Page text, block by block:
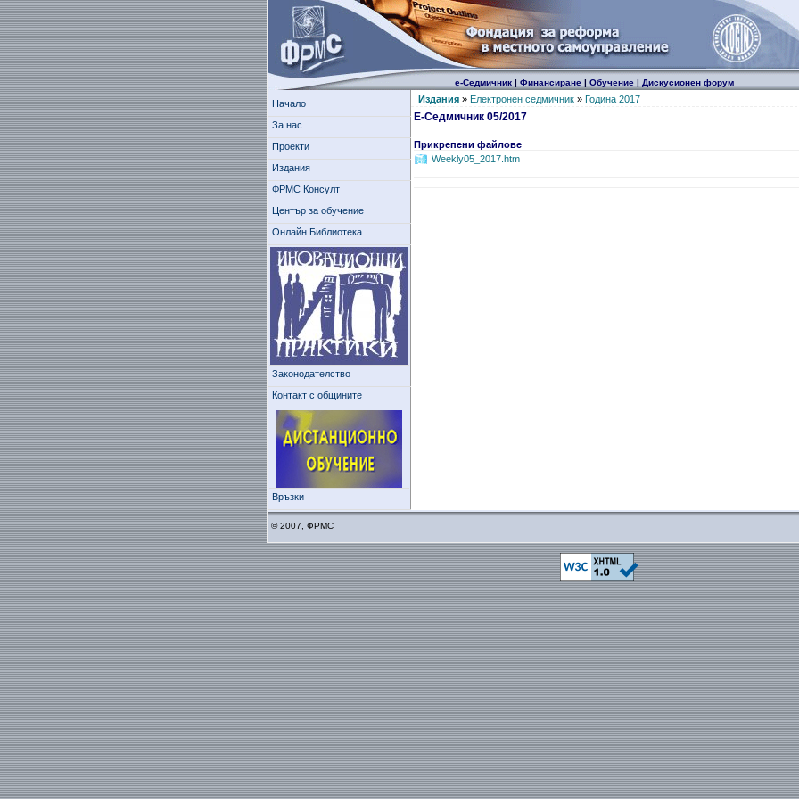
е-Седмичник| Финансиране| Обучение| Дискусионен форум
Начало
За нас
Проекти
Издания
ФРМС Консулт
Център за обучение
Онлайн Библиотека
Законодателство
Контакт с общините
Връзки
Издания» Електронен седмичник» Година 2017
Е-Седмичник 05/2017
Прикрепени файлове
Weekly05_2017.htm
© 2007, ФРМС